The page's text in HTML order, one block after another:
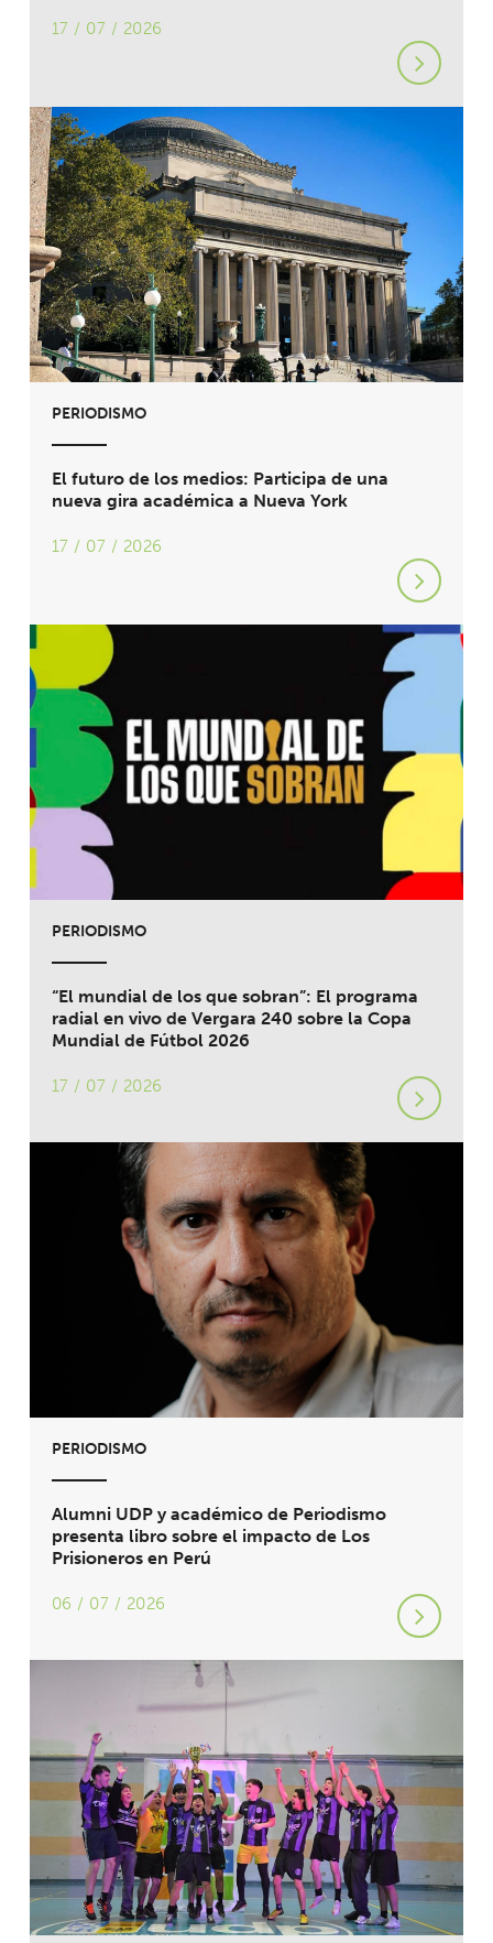
17 / 07 / 2026
PERIODISMO
El futuro de los medios: Participa de una
nueva gira académica a Nueva York
17 / 07 / 2026
PERIODISMO
“El mundial de los que sobran”: El programa
radial en vivo de Vergara 240 sobre la Copa
Mundial de Fútbol 2026
17 / 07 / 2026
PERIODISMO
Alumni UDP y académico de Periodismo
presenta libro sobre el impacto de Los
Prisioneros en Perú
06 / 07 / 2026